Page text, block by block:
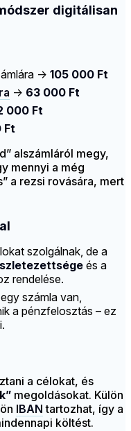
digitálisan
→ 105 000 Ft
→ 63 000 Ft
000 Ft
Ft
alszámláról megy,
mennyi a még
a rezsi rovására, mert
szolgálnak, de a
és a
rendelése.
számla van,
a pénzfelosztás – ez
a célokat, és
megoldásokat. Külön
IBAN tartozhat, így a
költést.